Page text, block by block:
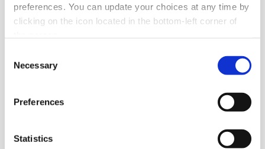
preferences. You can update your choices at any time by
clicking on the icon located in the bottom-left corner of
Selection
Necessary
Preferences
Statistics
Noutăți
6 iulie 2026 Știri